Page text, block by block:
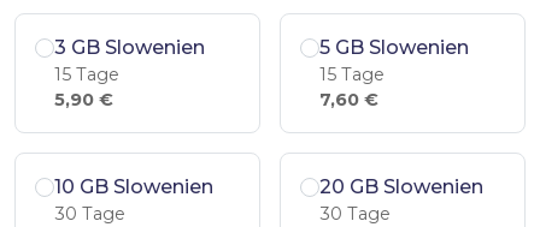
3 GB Slowenien
15 Tage
5,90 €
5 GB Slowenien
15 Tage
7,60 €
10 GB Slowenien
30 Tage
20 GB Slowenien
30 Tage